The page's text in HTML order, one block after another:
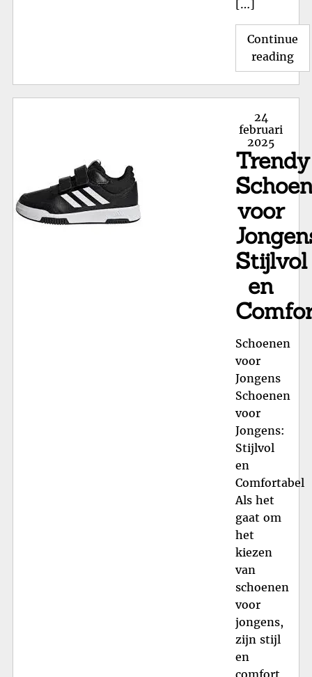
[…]
Continue
reading
en
Posted
on
24
februari
2025
Trendy
voor
Stijlvol
en
Schoenen
voor
Jongens
Schoenen
voor
Jongens:
Stijlvol
en
Comfortabel
Als het
gaat om
het
kiezen
van
schoenen
voor
jongens,
zijn stijl
en
comfort